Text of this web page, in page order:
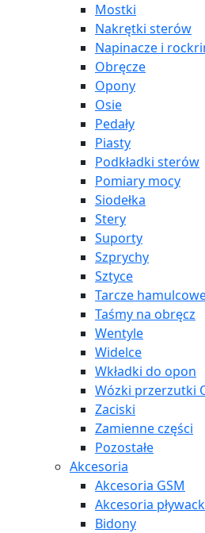
Mostki
Nakrętki sterów
Napinacze i
Obręcze
Opony
Osie
Pedały
Piasty
Podkładki sterów
Pomiary mocy
Siodełka
Stery
Suporty
Szprychy
Sztyce
Tarcze
Taśmy na obręcz
Wentyle
Widelce
Wkładki do opon
Wózki przerzutki
Zaciski
Zamienne części
Pozostałe
Akcesoria
Akcesoria GSM
Akcesoria
Bidony